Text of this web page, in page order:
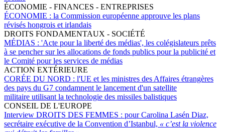
ÉCONOMIE - FINANCES - ENTREPRISES
ÉCONOMIE : la Commission européenne approuve les plans
révisés hongrois et irlandais
DROITS FONDAMENTAUX - SOCIÉTÉ
MÉDIAS : 'Acte pour la liberté des médias', les colégislateurs prêts
à se pencher sur les allocations de fonds publics pour la publicité et
le Comité pour les services de médias
ACTION EXTÉRIEURE
CORÉE DU NORD : l'UE et les ministres des Affaires étrangères
des pays du G7 condamnent le lancement d'un satellite
militaire utilisant la technologie des missiles balistiques
CONSEIL DE L'EUROPE
Interview DROITS DES FEMMES : pour Carolina Lasén Diaz,
secrétaire exécutive de la Convention d’Istanbul, « c’est la violence